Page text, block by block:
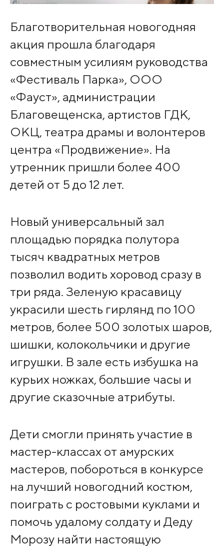
Благотворительная новогодняя
акция прошла благодаря
совместным усилиям руководства
«Фестиваль Парка», ООО
«Фауст», администрации
Благовещенска, артистов ГДК,
ОКЦ, театра драмы и волонтеров
центра «Продвижение». На
утренник пришли более 400
детей от 5 до 12 лет.
Новый универсальный зал
площадью порядка полутора
тысяч квадратных метров
позволил водить хоровод сразу в
три ряда. Зеленую красавицу
украсили шесть гирлянд по 100
метров, более 500 золотых шаров,
шишки, колокольчики и другие
игрушки. В зале есть избушка на
курьих ножках, большие часы и
другие сказочные атрибуты.
Дети смогли принять участие в
мастер-классах от амурских
мастеров, побороться в конкурсе
на лучший новогодний костюм,
поиграть с ростовыми куклами и
помочь удалому солдату и Деду
Морозу найти настоящую